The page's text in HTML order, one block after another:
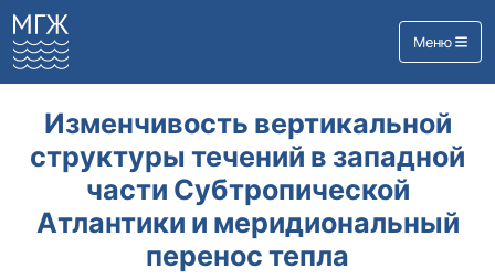
Меню
Изменчивость вертикальной
структуры течений в западной
части Субтропической
Атлантики и меридиональный
перенос тепла